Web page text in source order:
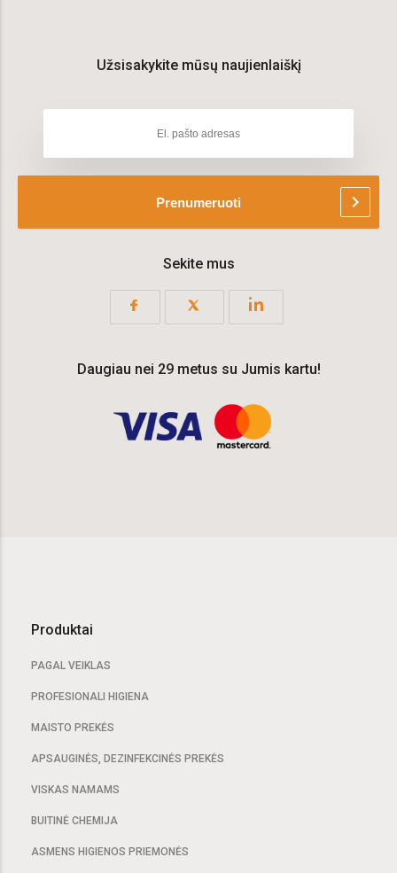
Užsisakykite mūsų naujienlaiškį
Prenumeruoti chevron_right
Sekite mus
Daugiau nei 29 metus su Jumis kartu!
Produktai
PAGAL VEIKLAS
PROFESIONALI HIGIENA
MAISTO PREKĖS
APSAUGINĖS, DEZINFEKCINĖS PREKĖS
VISKAS NAMAMS
BUITINĖ CHEMIJA
ASMENS HIGIENOS PRIEMONĖS